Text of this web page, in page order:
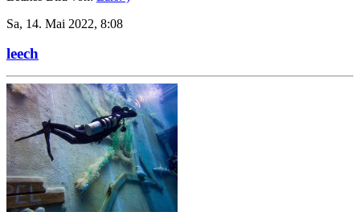
Sa, 14. Mai 2022, 8:08
leech